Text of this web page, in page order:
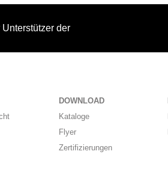
der
DOWNLOAD
Kataloge
Flyer
Zertifizierungen